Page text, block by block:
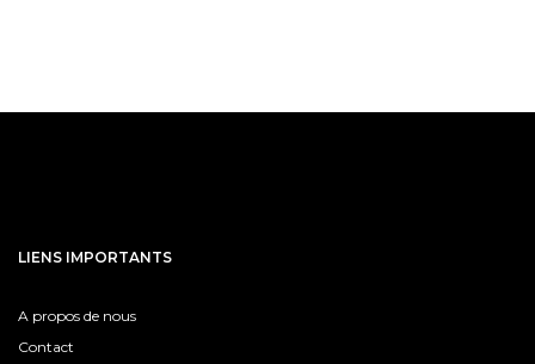
LIENS IMPORTANTS
A propos de nous
Contact